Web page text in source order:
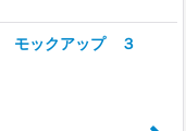
モックアップ ３